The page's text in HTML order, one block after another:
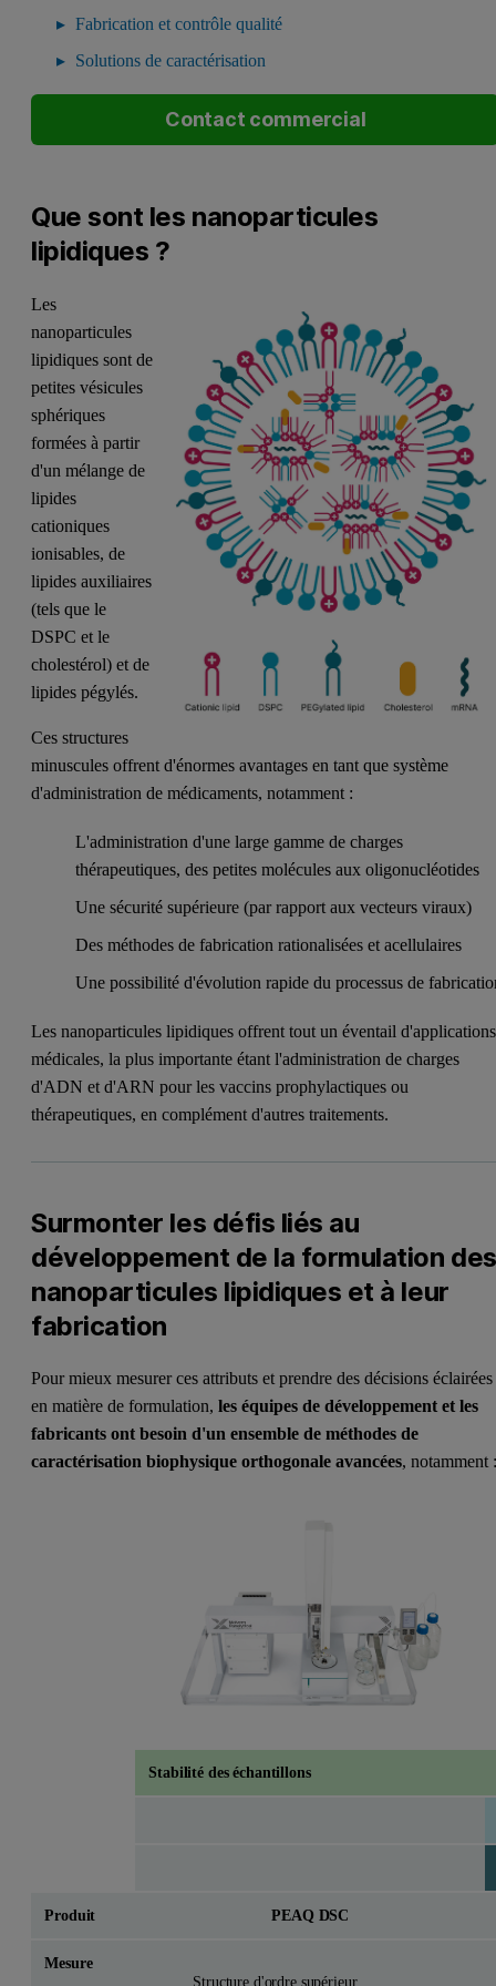
Fabrication et contrôle qualité
Solutions de caractérisation
Contact commercial
Que sont les nanoparticules
lipidiques ?
Les
nanoparticules
lipidiques sont de
petites vésicules
sphériques
formées à partir
d'un mélange de
lipides
cationiques
ionisables, de
lipides auxiliaires
(tels que le
DSPC et le
cholestérol) et de
lipides pégylés.
Ces structures
minuscules offrent d'énormes avantages en tant que système
d'administration de médicaments, notamment :
L'administration d'une large gamme de charges
thérapeutiques, des petites molécules aux oligonucléotides
Une sécurité supérieure (par rapport aux vecteurs viraux)
Des méthodes de fabrication rationalisées et acellulaires
Une possibilité d'évolution rapide du processus de
Les nanoparticules lipidiques offrent tout un éventail d'applications
médicales, la plus importante étant l'administration de charges
d'ADN et d'ARN pour les vaccins prophylactiques ou
thérapeutiques, en complément d'autres traitements.
Surmonter les défis liés au
développement de la formulation des
nanoparticules lipidiques et à leur
fabrication
Pour mieux mesurer ces attributs et prendre des décisions éclairées
en matière de formulation,les équipes de développement et les
fabricants ont besoin d'un ensemble de méthodes de
caractérisation biophysique orthogonale avancées, notamment
Stabilité des échantillons
Produit PEAQ DSC
Mesure
Structure d'ordre supérieur